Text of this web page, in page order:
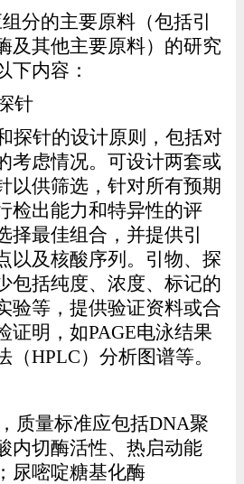
分的主要原料（包括引
及其他主要原料）的研究
下内容：
针
探针的设计原则，包括对
考虑情况。可设计两套或
以供筛选，针对所有预期
检出能力和特异性的评
择最佳组合，并提供引
以及核酸序列。引物、探
包括纯度、浓度、 标记的
验等 ，提供验证资料或合
证明，如PAGE电泳结果
（HPLC）分析图谱等。
质量标准应包括DNA聚
内切酶活性、热启动能
尿嘧啶糖基化酶